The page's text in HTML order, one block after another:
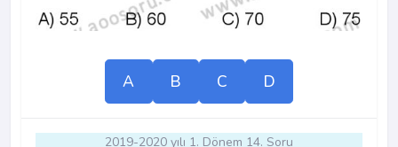
A B C D
2019-2020 yılı 1. Dönem 14. Soru